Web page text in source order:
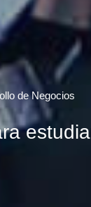
de Negocios